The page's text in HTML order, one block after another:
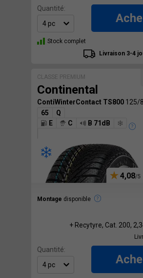
Quantité:
Stock complet
Livraison 3-4
CLASSE PREMIUM
Continental
ContiWinterContact TS800 125/
65
Q
E
C B 71dB
4,08
Montage disponible
+ Recytyre, Cat. 200,
Quantité: